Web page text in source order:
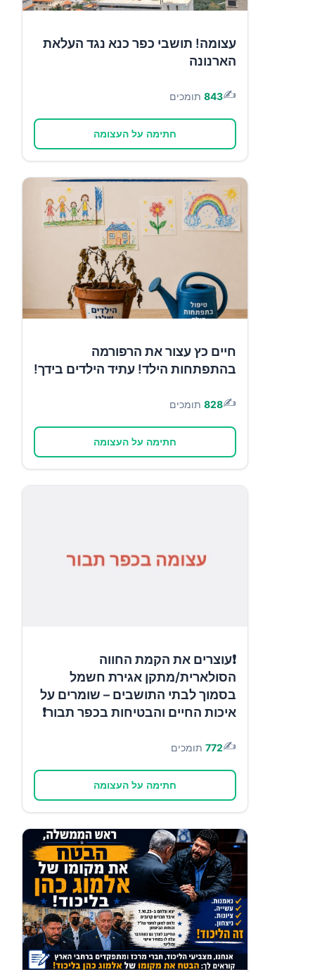
עצומה! תושבי כפר כנא נגד העלאת
הארנונה
✍️
843 תומכים
חתימה על העצומה
חיים כץ עצור את הרפורמה
בהתפתחות הילד! עתיד הילדים בידך!
✍️
828 תומכים
חתימה על העצומה
❗עוצרים את הקמת החווה
הסולארית/מתקן אגירת חשמל
בסמוך לבתי התושבים – שומרים על
איכות החיים והבטיחות בכפר תבור❗
✍️
772 תומכים
חתימה על העצומה